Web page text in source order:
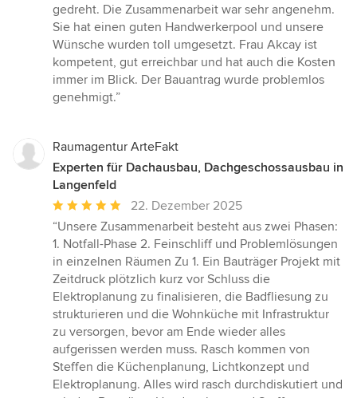
5
von
5
Sternen
gedreht. Die Zusammenarbeit war sehr angenehm.
Sie hat einen guten Handwerkerpool und unsere
Wünsche wurden toll umgesetzt. Frau Akcay ist
kompetent, gut erreichbar und hat auch die Kosten
immer im Blick. Der Bauantrag wurde problemlos
genehmigt.”
Raumagentur ArteFakt
Experten für Dachausbau, Dachgeschossausbau in
Langenfeld
Durchschnittliche
Bewertung:
5
von
5
Sternen
22. Dezember 2025
“Unsere Zusammenarbeit besteht aus zwei Phasen:
1. Notfall-Phase 2. Feinschliff und Problemlösungen
in einzelnen Räumen Zu 1. Ein Bauträger Projekt mit
Zeitdruck plötzlich kurz vor Schluss die
Elektroplanung zu finalisieren, die Badfliesung zu
strukturieren und die Wohnküche mit Infrastruktur
zu versorgen, bevor am Ende wieder alles
aufgerissen werden muss. Rasch kommen von
Steffen die Küchenplanung, Lichtkonzept und
Elektroplanung. Alles wird rasch durchdiskutiert und